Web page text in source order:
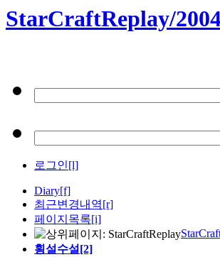
StarCraftReplay/
로그인[l]
Diary[f]
최근변경내역[r]
페이지목록[i]
횡설수설[2]